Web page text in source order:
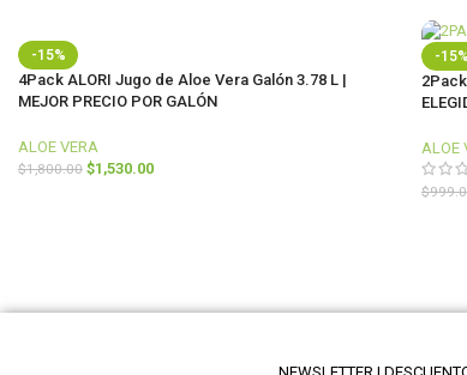
-15%
4Pack ALORI Jugo de Aloe Vera Galón 3.78 L |
MEJOR PRECIO POR GALÓN
ALOE VERA
$1,800.00 $1,530.00
-15%
ALOE
$